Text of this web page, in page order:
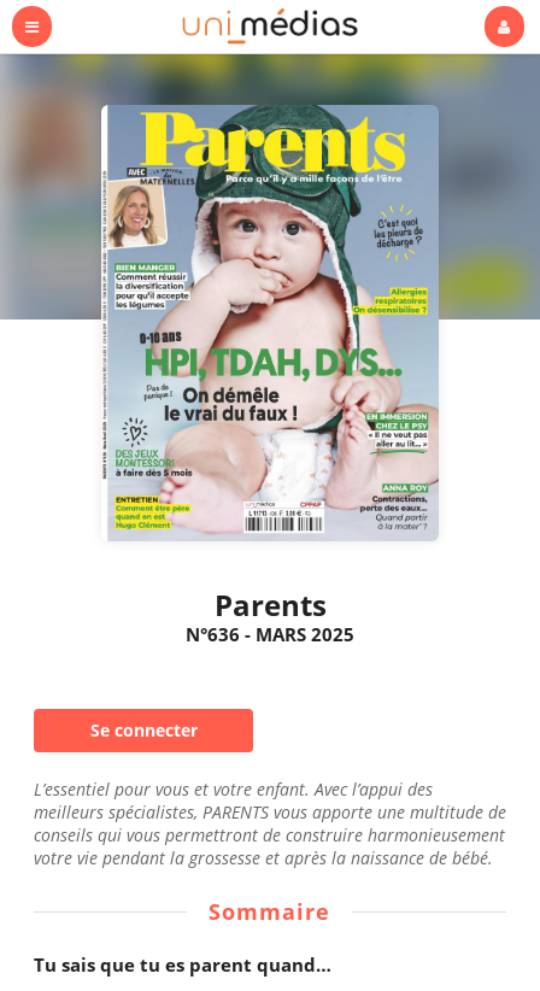
Parents
N°636 - MARS 2025
Se connecter
L’essentiel pour vous et votre enfant. Avec l’appui des
meilleurs spécialistes, PARENTS vous apporte une multitude de
conseils qui vous permettront de construire harmonieusement
votre vie pendant la grossesse et après la naissance de bébé.
Sommaire
Tu sais que tu es parent quand…